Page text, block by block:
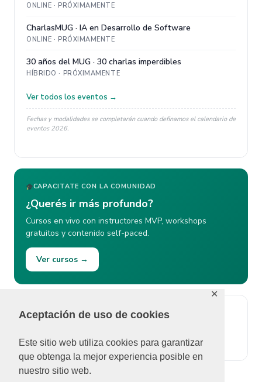
Aceptación de uso de cookies
Este sitio web utiliza cookies para garantizar
que obtenga la mejor experiencia posible en
nuestro sitio web.
✕
ONLINE · PRÓXIMAMENTE
CharlasMUG · IA en Desarrollo de Software
ONLINE · PRÓXIMAMENTE
30 años del MUG · 30 charlas imperdibles
HÍBRIDO · PRÓXIMAMENTE
Ver todos los eventos →
Fechas y modalidades se completarán cuando definamos el calendario de
eventos 2026.
CAPACITATE CON LA COMUNIDAD
¿Querés ir más profundo?
Cursos en vivo con instructores MVP, workshops
gratuitos y contenido self-paced.
Ver cursos →
ÚLTIMOS COMENTARIOS